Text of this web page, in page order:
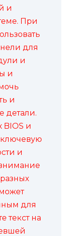
и
При
для
и
и
и
детали.
BIOS и
ключевую
и
для
текст на